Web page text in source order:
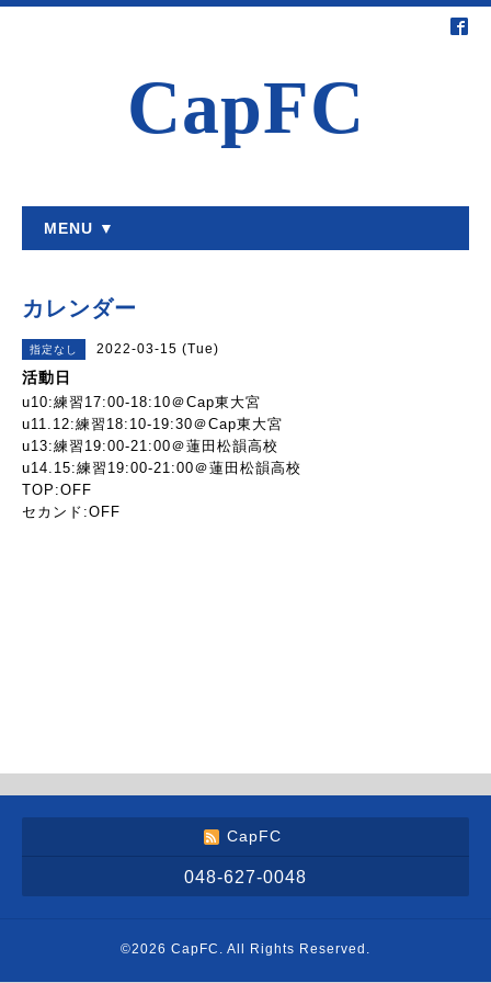
CapFC
MENU ▼
カレンダー
指定なし 2022-03-15 (Tue)
活動日
u10:練習17:00-18:10＠Cap東大宮
u11.12:練習18:10-19:30＠Cap東大宮
u13:練習19:00-21:00＠蓮田松韻高校
u14.15:練習19:00-21:00＠蓮田松韻高校
TOP:OFF
セカンド:OFF
CapFC
048-627-0048
©2026 CapFC . All Rights Reserved.